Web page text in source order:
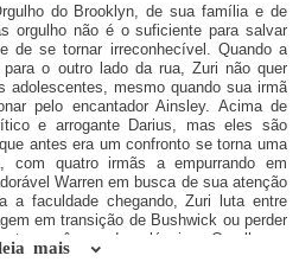
do Brooklyn, de sua família e de
orgulho não é o suficiente para salvar
de se tornar irreconhecível. Quando a
o outro lado da rua, Zuri não quer
adolescentes, mesmo quando sua irmã
pelo encantador Ainsley. Acima de
e arrogante Darius, mas eles são
antes era um confronto se torna uma
com quatro irmãs a empurrando em
Warren em busca de sua atenção
a faculdade chegando, Zuri luta entre
em transição de Bushwick ou perder
do clássico Orgulho e
pela crítica, Ibi Zoboi,
mais